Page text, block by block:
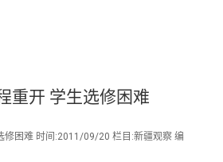
重开 学生选修困难
修困难 时间:2011/09/20 栏目:新疆观察 编